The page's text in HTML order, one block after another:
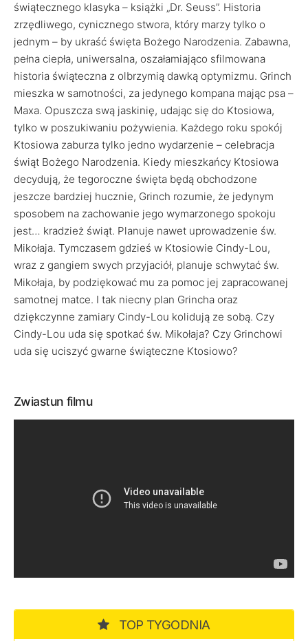
świątecznego klasyka – książki „Dr. Seuss”. Historia
zrzędliwego, cynicznego stwora, który marzy tylko o
jednym – by ukraść święta Bożego Narodzenia. Zabawna,
pełna ciepła, uniwersalna, oszałamiająco sfilmowana
historia świąteczna z olbrzymią dawką optymizmu. Grinch
mieszka w samotności, za jedynego kompana mając psa –
Maxa. Opuszcza swą jaskinię, udając się do Ktosiowa,
tylko w poszukiwaniu pożywienia. Każdego roku spokój
Ktosiowa zaburza tylko jedno wydarzenie – celebracja
świąt Bożego Narodzenia. Kiedy mieszkańcy Ktosiowa
decydują, że tegoroczne święta będą obchodzone
jeszcze bardziej hucznie, Grinch rozumie, że jedynym
sposobem na zachowanie jego wymarzonego spokoju
jest… kradzież świąt. Planuje nawet uprowadzenie św.
Mikołaja. Tymczasem gdzieś w Ktosiowie Cindy-Lou,
wraz z gangiem swych przyjaciół, planuje schwytać św.
Mikołaja, by podziękować mu za pomoc jej zapracowanej
samotnej matce. I tak niecny plan Grincha oraz
dziękczynne zamiary Cindy-Lou kolidują ze sobą. Czy
Cindy-Lou uda się spotkać św. Mikołaja? Czy Grinchowi
uda się uciszyć gwarne świąteczne Ktosiowo?
Zwiastun filmu
TOP TYGODNIA